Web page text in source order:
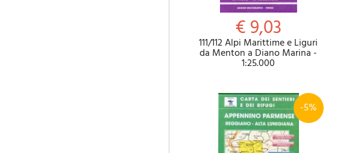
€ 9,03
111/112 Alpi Marittime e Liguri
da Menton a Diano Marina -
1:25.000
-5%